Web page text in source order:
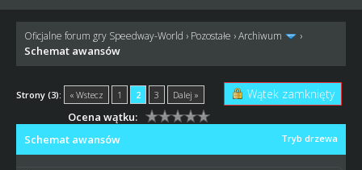
Oficjalne forum gry Speedway-World › Pozostałe ›Archiwum ›
Schemat awansów
Strony (3): « Wstecz 1 2 3 Dalej » Wątek zamknięty
Ocena wątku:
Tryb drzewa
Schemat awansów